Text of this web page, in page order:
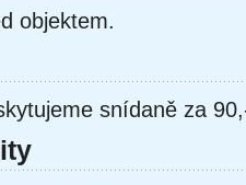
objektem.
snídaně za